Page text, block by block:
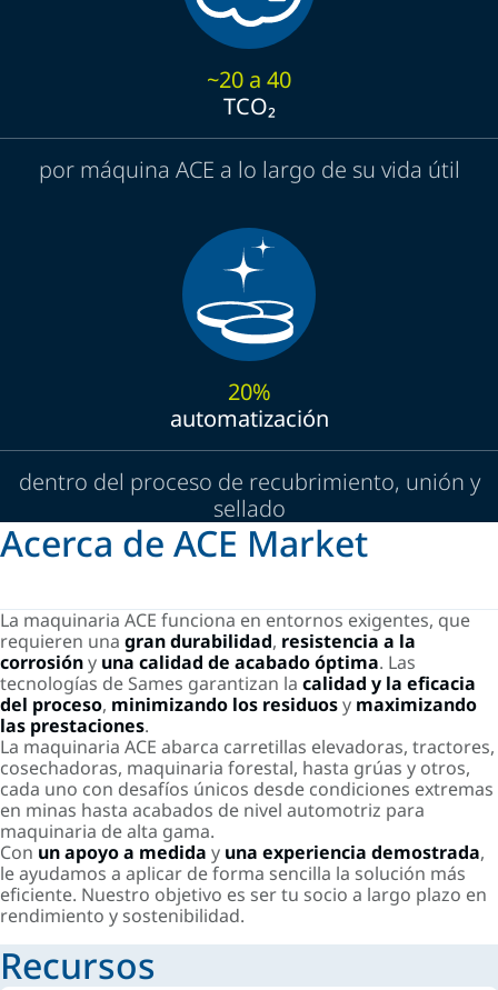
~20 a 40
TCO₂
por máquina ACE a lo largo de su vida útil
20%
automatización
dentro del proceso de recubrimiento, unión y
sellado
Acerca de ACE Market
La maquinaria ACE funciona en entornos exigentes, que
requieren una gran durabilidad, resistencia a la
corrosióny una calidad de acabado óptima. Las
tecnologías de Sames garantizan la calidad y la eficacia
del proceso, minimizando los residuosy maximizando
las prestaciones.
La maquinaria ACE abarca carretillas elevadoras, tractores,
cosechadoras, maquinaria forestal, hasta grúas y otros,
cada uno con desafíos únicos desde condiciones extremas
en minas hasta acabados de nivel automotriz para
maquinaria de alta gama.
Con un apoyo a medida y una experiencia demostrada,
le ayudamos a aplicar de forma sencilla la solución más
eficiente. Nuestro objetivo es ser tu socio a largo plazo en
rendimiento y sostenibilidad.
Recursos